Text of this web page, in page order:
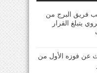
فريق البرج من
يتبلغ القرار
عن فوزه الأول من